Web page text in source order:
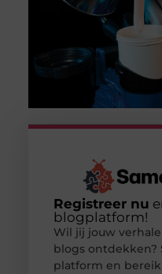
Registreer nu
blogplatform!
Wil jij jouw
blogs ontdekken?
platform en